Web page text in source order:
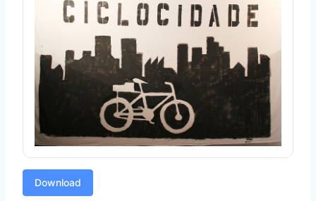
Download